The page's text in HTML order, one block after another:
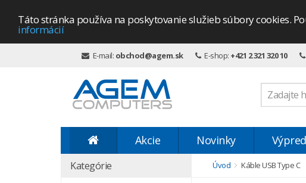
Táto stránka používa na poskytovanie služieb súbory cookies.
informácií
E-mail: obchod@agem.sk E-shop: +421 2 321 320 10
Akcie Novinky
Kategórie Úvod Káble USB Type C